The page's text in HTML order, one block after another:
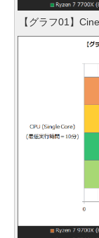
【グラフ01】